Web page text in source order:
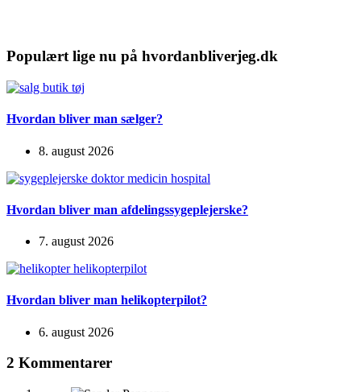
Populært lige nu på hvordanbliverjeg.dk
Hvordan bliver man sælger?
8. august 2026
Hvordan bliver man afdelingssygeplejerske?
7. august 2026
Hvordan bliver man helikopterpilot?
6. august 2026
2 Kommentarer